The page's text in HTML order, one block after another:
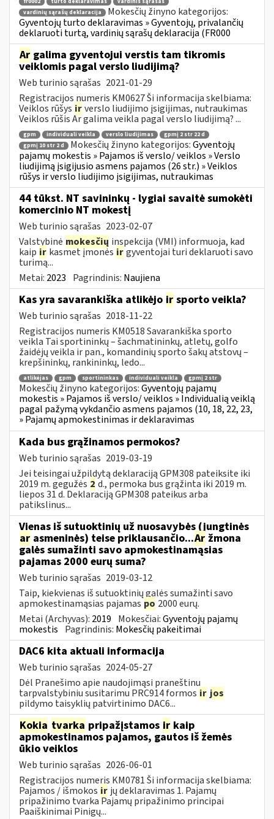
fr0002 turto deklaravimas
vardinis sąrašas
vardinių sąrašų deklaracija
Mokesčių žinyno kategorijos:
Gyventojų turto deklaravimas » Gyventojų, privalančių
deklaruoti turtą, vardinių sąrašų deklaracija (FR000
Ar galima gyventojui verstis tam tikromis
veiklomis pagal verslo liudijimą?
Web turinio sąrašas 2021-01-29
Registracijos numeris KM0627 Ši informacija skelbiama:
Veiklos rūšys irverslo liudijimo įsigijimas, nutraukimas
Veiklos rūšis Ar galima veikla pagal verslo liudijimą? ...
gpm individuali veikla verslo liudijimas
gpmį 2 str 22 d
gpmį 10 str 2 d
Mokesčių žinyno kategorijos:Gyventojų
pajamų mokestis » Pajamos iš verslo/ veiklos » Verslo
liudijimą įsigijusio asmens pajamos (26 str.) » Veiklos
rūšys ir verslo liudijimo įsigijimas, nutraukimas
44 tūkst. NT savininkų - lygiai savaitė sumokėti
komercinio NT mokestį
Web turinio sąrašas 2023-02-07
Valstybinė mokesčių inspekcija (VMI) informuoja, kad
kaip ir kasmet įmonės irgyventojai turi deklaruoti savo
turimą...
Metai: 2023 Pagrindinis: Naujiena
Kas yra savarankiška atlikėjo ir sporto veikla?
Web turinio sąrašas 2018-11-22
Registracijos numeris KM0518 Savarankiška sporto
veikla Tai sportininkų – šachmatininkų, atletų, golfo
žaidėjų veikla ir pan., komandinių sporto šakų atstovų –
krepšininkų, rankininkų, ledo...
atlikėjas gpm sportininkas individuali veikla gpmį 2 str
Mokesčių žinyno kategorijos:Gyventojų pajamų
mokestis » Pajamos iš verslo/ veiklos » Individualią veiklą
pagal pažymą vykdančio asmens pajamos (10, 18, 22, 23,
» Pajamų apmokestinimas ir deklaravimas
Kada bus grąžinamos permokos?
Web turinio sąrašas 2019-03-19
Jei teisingai užpildytą deklaraciją GPM308 pateiksite iki
2019 m. gegužės 2 d., permoka bus grąžinta iki 2019 m.
liepos 31 d. Deklaraciją GPM308 pateikus arba
patikslinus...
Vienas iš sutuoktinių už nuosavybės (jungtinės
ar asmeninės) teise priklausančio...Ar žmona
galės sumažinti savo apmokestinamąsias
pajamas 2000 eurų suma?
Web turinio sąrašas 2019-03-12
Taip, kiekvienas iš sutuoktinių galės sumažinti savo
apmokestinamąsias pajamas po 2000 eurų.
Metai (Archyvas): 2019 Mokesčiai:Gyventojų pajamų
mokestis Pagrindinis: Mokesčių pakeitimai
DAC6 kita aktuali informacija
Web turinio sąrašas 2024-05-27
Dėl Pranešimo apie naudojimąsi praneštinu
tarpvalstybiniu susitarimu PRC914 formos ir jos
pildymo taisyklių patvirtinimo DAC6...
Kokia tvarka pripažįstamos ir kaip
apmokestinamos pajamos, gautos iš žemės
ūkio veiklos
Web turinio sąrašas 2026-06-01
Registracijos numeris KM0781 Ši informacija skelbiama:
Pajamos / išmokos ir jų deklaravimas 1. Pajamų
pripažinimo tvarka Pajamų pripažinimo principai
Paaiškinimai Pinigų...